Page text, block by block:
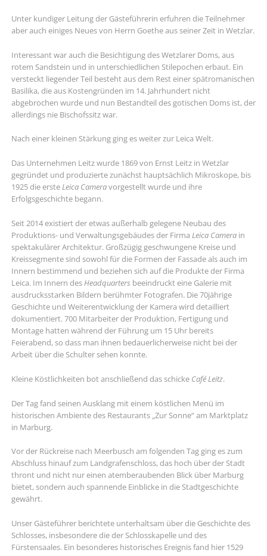
Unter kundiger Leitung der Gästeführerin erfuhren die Teilnehmer
aber auch einiges Neues von Herrn Goethe aus seiner Zeit in Wetzlar.
Interessant war auch die Besichtigung des Wetzlarer Doms, aus
rotem Sandstein und in unterschiedlichen Stilepochen erbaut. Ein
versteckt liegender Teil besteht aus dem Rest einer spätromanischen
Basilika, die aus Kostengründen im 14. Jahrhundert nicht
abgebrochen wurde und nun Bestandteil des gotischen Doms ist, der
allerdings nie Bischofssitz war.
Nach einer kleinen Stärkung ging es weiter zur Leica Welt.
Das Unternehmen Leitz wurde 1869 von Ernst Leitz in Wetzlar
gegründet und produzierte zunächst hauptsächlich Mikroskope, bis
1925 die ersteLeica Cameravorgestellt wurde und ihre
Erfolgsgeschichte begann.
Seit 2014 existiert der etwas außerhalb gelegene Neubau des
Produktions- und Verwaltungsgebäudes der Firma Leica Camerain
spektakulärer Architektur. Großzügig geschwungene Kreise und
Kreissegmente sind sowohl für die Formen der Fassade als auch im
Innern bestimmend und beziehen sich auf die Produkte der Firma
Leica. Im Innern desHeadquarters beeindruckt eine Galerie mit
ausdrucksstarken Bildern berühmter Fotografen. Die 70jährige
Geschichte und Weiterentwicklung der Kamera wird detailliert
dokumentiert. 700 Mitarbeiter der Produktion, Fertigung und
Montage hatten während der Führung um 15 Uhr bereits
Feierabend, so dass man ihnen bedauerlicherweise nicht bei der
Arbeit über die Schulter sehen konnte.
Kleine Köstlichkeiten bot anschließend das schicke Café Leitz.
Der Tag fand seinen Ausklang mit einem köstlichen Menü im
historischen Ambiente des Restaurants „Zur Sonne“ am Marktplatz
in Marburg.
Vor der Rückreise nach Meerbusch am folgenden Tag ging es zum
Abschluss hinauf zum Landgrafenschloss, das hoch über der Stadt
thront und nicht nur einen atemberaubenden Blick über Marburg
bietet, sondern auch spannende Einblicke in die Stadtgeschichte
gewährt.
Unser Gästeführer berichtete unterhaltsam über die Geschichte des
Schlosses, insbesondere die der Schlosskapelle und des
Fürstensaales. Ein besonderes historisches Ereignis fand hier 1529